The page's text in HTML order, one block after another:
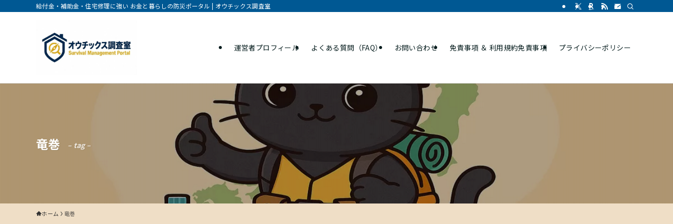
給付金・補助金・住宅修理に強い お金と暮らしの防災ポータル | オウチックス調査室
運営者プロフィール よくある質問（FAQ） お問い合わせ 免責事項 ＆ 利用規約免責事項 プライバシーポリシー
竜巻 – tag –
ホーム 竜巻